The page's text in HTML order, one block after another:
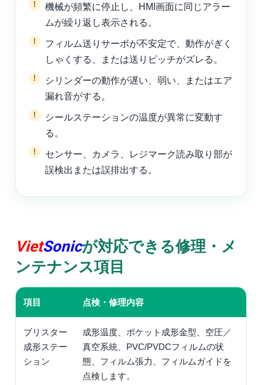
機械が頻繁に停止し、HMI画面に同じアラー
ムが繰り返し表示される。
フィルム送りサーボが不安定で、動作がぎく
しゃくする、または送りピッチがズレる。
シリンダーの動作が遅い、弱い、またはエア
漏れ音がする。
シールステーションの温度が異常に変動す
る。
センサー、カメラ、レジマーク読み取り部が
誤検出または誤排出する。
VietSonicが対応できる修理・メ
ンテナンス項目
項目 点検・修理内容
ブリスター
成形ステー
ション
成形温度、ポケット成形金型、空圧／
真空系統、PVC/PVDCフィルムの状
態、フィルム張力、フィルムガイドを
点検します。